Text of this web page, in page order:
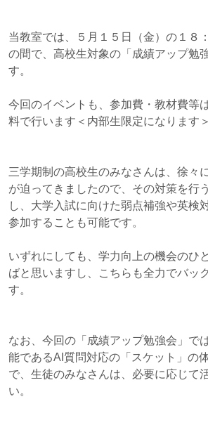
当教室では、５月１５日（金）の１８
の間で、高校生対象の「成績アップ勉
す。
今回のイベントも、参加費・教材費等
料で行います＜内部生限定になります＞
三学期制の高校生のみなさんは、徐々
が迫ってきましたので、その対策を行
し、大学入試に向けた弱点補強や英検
参加することも可能です。
いずれにしても、学力向上の機会のひ
ばと思いますし、こちらも全力でバッ
す。
なお、今回の「成績アップ勉強会」で
能であるAI質問対応の「スケット」の
で、生徒のみなさんは、必要に応じて
い。